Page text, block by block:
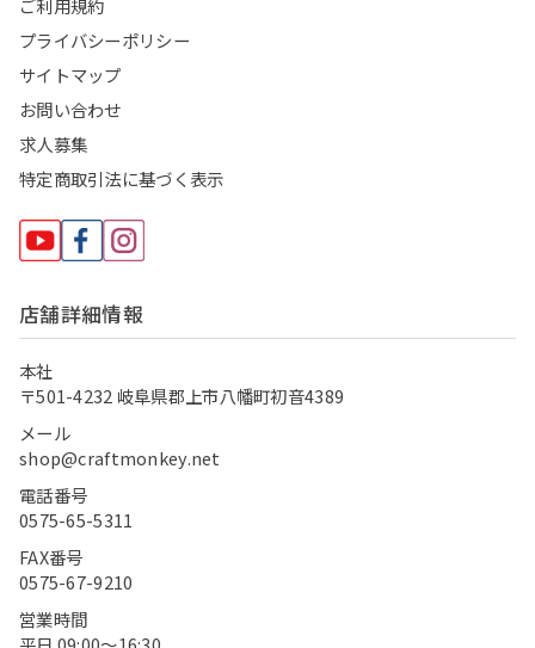
ご利用規約
プライバシーポリシー
サイトマップ
お問い合わせ
求人募集
特定商取引法に基づく表示
店舗詳細情報
本社
〒501-4232 岐阜県郡上市八幡町初音4389
メール
shop@craftmonkey.net
電話番号
0575-65-5311
FAX番号
0575-67-9210
営業時間